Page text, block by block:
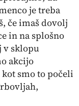
je treba
če imaš dovolj
in na splošno
sklopu
akcijo
smo to počeli